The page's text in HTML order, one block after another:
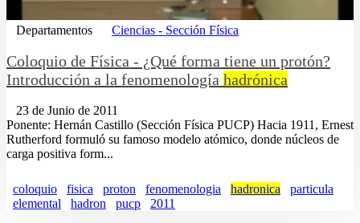
Departamentos Ciencias - Sección Física
Coloquio de Física - ¿Qué forma tiene un protón?
Introducción a la fenomenología hadrónica
23 de Junio de 2011
Ponente: Hernán Castillo (Sección Física PUCP) Hacia 1911, Ernest
Rutherford formuló su famoso modelo atómico, donde núcleos de
carga positiva form...
coloquio fisica proton fenomenologia hadronica
particula
elemental
hadron pucp 2011